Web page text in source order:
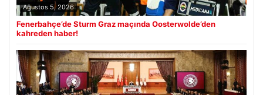
Ağustos 5, 2026
Fenerbahçe’de Sturm Graz maçında Oosterwolde’den
kahreden haber!